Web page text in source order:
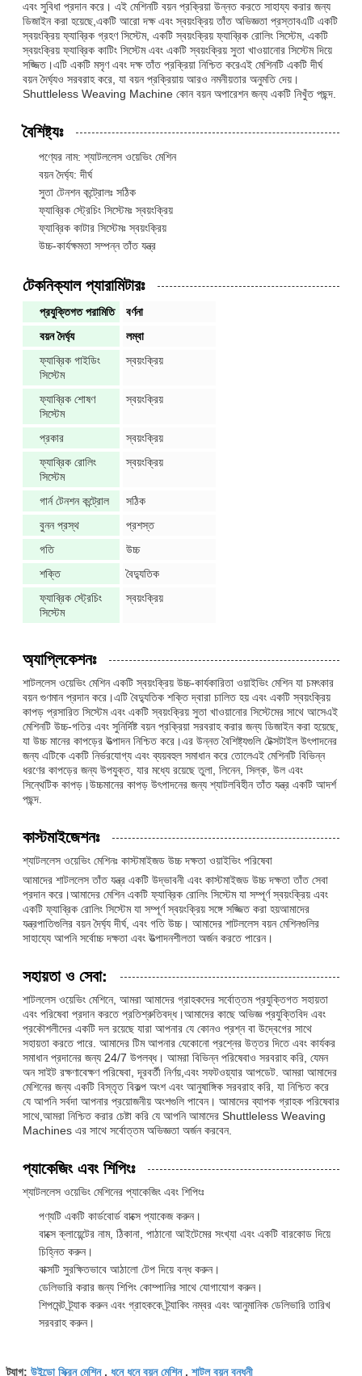
এবং সুবিধা প্রদান করে। এই মেশিনটি বয়ন প্রক্রিয়া উন্নত করতে সাহায্য করার জন্য
ডিজাইন করা হয়েছে,একটি আরো দক্ষ এবং স্বয়ংক্রিয় তাঁত অভিজ্ঞতা প্রস্তাবএটি একটি
স্বয়ংক্রিয় ফ্যাব্রিক গ্রহণ সিস্টেম, একটি স্বয়ংক্রিয় ফ্যাব্রিক রোলিং সিস্টেম, একটি
স্বয়ংক্রিয় ফ্যাব্রিক কাটিং সিস্টেম এবং একটি স্বয়ংক্রিয় সুতা খাওয়ানোর সিস্টেম দিয়ে
সজ্জিত।এটি একটি মসৃণ এবং দক্ষ তাঁত প্রক্রিয়া নিশ্চিত করেএই মেশিনটি একটি দীর্ঘ
বয়ন দৈর্ঘ্যও সরবরাহ করে, যা বয়ন প্রক্রিয়ায় আরও নমনীয়তার অনুমতি দেয়।
Shuttleless Weaving Machine কোন বয়ন অপারেশন জন্য একটি নিখুঁত পছন্দ.
বৈশিষ্ট্যঃ
পণ্যের নাম: শ্যাটললেস ওয়েভিং মেশিন
বয়ন দৈর্ঘ্য: দীর্ঘ
সুতা টেনশন কন্ট্রোলঃ সঠিক
ফ্যাব্রিক স্ট্রেচিং সিস্টেমঃ স্বয়ংক্রিয়
ফ্যাব্রিক কাটার সিস্টেমঃ স্বয়ংক্রিয়
উচ্চ-কার্যক্ষমতা সম্পন্ন তাঁত যন্ত্র
টেকনিক্যাল প্যারামিটারঃ
প্রযুক্তিগত পরামিতি
বর্ণনা
বয়ন দৈর্ঘ্য
লম্বা
ফ্যাব্রিক গাইডিং
সিস্টেম
স্বয়ংক্রিয়
ফ্যাব্রিক শোষণ
সিস্টেম
স্বয়ংক্রিয়
প্রকার
স্বয়ংক্রিয়
ফ্যাব্রিক রোলিং
সিস্টেম
স্বয়ংক্রিয়
গার্ন টেনশন কন্ট্রোল
সঠিক
বুনন প্রস্থ
প্রশস্ত
গতি
উচ্চ
শক্তি
বৈদ্যুতিক
ফ্যাব্রিক স্ট্রেচিং
সিস্টেম
স্বয়ংক্রিয়
অ্যাপ্লিকেশনঃ
শাটললেস ওয়েভিং মেশিন একটি স্বয়ংক্রিয় উচ্চ-কার্যকারিতা ওয়াইভিং মেশিন যা চমৎকার
বয়ন গুণমান প্রদান করে।এটি বৈদ্যুতিক শক্তি দ্বারা চালিত হয় এবং একটি স্বয়ংক্রিয়
কাপড় প্রসারিত সিস্টেম এবং একটি স্বয়ংক্রিয় সুতা খাওয়ানোর সিস্টেমের সাথে আসেএই
মেশিনটি উচ্চ-গতির এবং সুনির্দিষ্ট বয়ন প্রক্রিয়া সরবরাহ করার জন্য ডিজাইন করা হয়েছে,
যা উচ্চ মানের কাপড়ের উত্পাদন নিশ্চিত করে।এর উন্নত বৈশিষ্ট্যগুলি টেক্সটাইল উৎপাদনের
জন্য এটিকে একটি নির্ভরযোগ্য এবং ব্যয়বহুল সমাধান করে তোলেএই মেশিনটি বিভিন্ন
ধরণের কাপড়ের জন্য উপযুক্ত, যার মধ্যে রয়েছে তুলা, লিনেন, সিল্ক, উল এবং
সিন্থেটিক কাপড়।উচ্চমানের কাপড় উৎপাদনের জন্য শ্যাটলবিহীন তাঁত যন্ত্র একটি আদর্শ
পছন্দ.
কাস্টমাইজেশনঃ
শ্যাটললেস ওয়েভিং মেশিনঃ কাস্টমাইজড উচ্চ দক্ষতা ওয়াইভিং পরিষেবা
আমাদের শাটললেস তাঁত যন্ত্র একটি উদ্ভাবনী এবং কাস্টমাইজড উচ্চ দক্ষতা তাঁত সেবা
প্রদান করে।আমাদের মেশিন একটি ফ্যাব্রিক রোলিং সিস্টেম যা সম্পূর্ণ স্বয়ংক্রিয় এবং
একটি ফ্যাব্রিক রোলিং সিস্টেম যা সম্পূর্ণ স্বয়ংক্রিয় সঙ্গে সজ্জিত করা হয়আমাদের
যন্ত্রপাতিগুলির বয়ন দৈর্ঘ্য দীর্ঘ, এবং গতি উচ্চ। আমাদের শাটললেস বয়ন মেশিনগুলির
সাহায্যে আপনি সর্বোচ্চ দক্ষতা এবং উত্পাদনশীলতা অর্জন করতে পারেন।
সহায়তা ও সেবা:
শাটললেস ওয়েভিং মেশিনে, আমরা আমাদের গ্রাহকদের সর্বোত্তম প্রযুক্তিগত সহায়তা
এবং পরিষেবা প্রদান করতে প্রতিশ্রুতিবদ্ধ।আমাদের কাছে অভিজ্ঞ প্রযুক্তিবিদ এবং
প্রকৌশলীদের একটি দল রয়েছে যারা আপনার যে কোনও প্রশ্ন বা উদ্বেগের সাথে
সহায়তা করতে পারে. আমাদের টিম আপনার যেকোনো প্রশ্নের উত্তর দিতে এবং কার্যকর
সমাধান প্রদানের জন্য 24/7 উপলব্ধ। আমরা বিভিন্ন পরিষেবাও সরবরাহ করি, যেমন
অন সাইট রক্ষণাবেক্ষণ পরিষেবা, দূরবর্তী নির্ণয়,এবং সফটওয়্যার আপডেট. আমরা আমাদের
মেশিনের জন্য একটি বিস্তৃত বিকল্প অংশ এবং আনুষাঙ্গিক সরবরাহ করি, যা নিশ্চিত করে
যে আপনি সর্বদা আপনার প্রয়োজনীয় অংশগুলি পাবেন। আমাদের ব্যাপক গ্রাহক পরিষেবার
সাথে,আমরা নিশ্চিত করার চেষ্টা করি যে আপনি আমাদের Shuttleless Weaving
Machines এর সাথে সর্বোত্তম অভিজ্ঞতা অর্জন করবেন.
প্যাকেজিং এবং শিপিংঃ
শ্যাটললেস ওয়েভিং মেশিনের প্যাকেজিং এবং শিপিংঃ
পণ্যটি একটি কার্ডবোর্ড বাক্সে প্যাকেজ করুন।
বাক্সে ক্লায়েন্টের নাম, ঠিকানা, পাঠানো আইটেমের সংখ্যা এবং একটি বারকোড দিয়ে
চিহ্নিত করুন।
বাক্সটি সুরক্ষিতভাবে আঠালো টেপ দিয়ে বন্ধ করুন।
ডেলিভারি করার জন্য শিপিং কোম্পানির সাথে যোগাযোগ করুন।
শিপমেন্ট ট্র্যাক করুন এবং গ্রাহককে ট্র্যাকিং নম্বর এবং আনুমানিক ডেলিভারি তারিখ
সরবরাহ করুন।
ট্যাগ: উইন্ডো স্ক্রিন মেশিন, ধনে ধনে বয়ন মেশিন, শাটল বয়ন বন্ধনী